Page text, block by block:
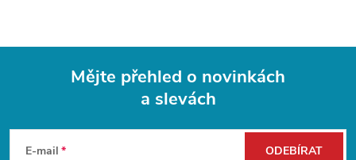
Mějte přehled o novinkách
a slevách
E-mail ODEBÍRAT